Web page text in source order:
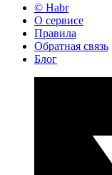
© Habr
О сервисе
Правила
Обратная связь
Блог